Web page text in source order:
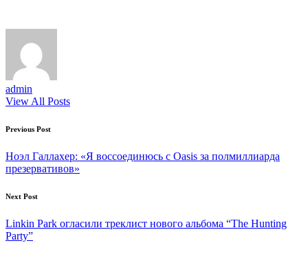
admin
View All Posts
Post
navigation
Previous Post
Ноэл Галлахер: «Я воссоединюсь с Oasis за полмиллиарда
презервативов»
Next Post
Linkin Park огласили треклист нового альбома “The Hunting
Party”